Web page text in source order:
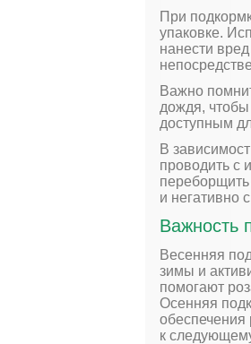
При
упаковке.
нанести
Важно
дождя,
доступным
В
проводить с
переборщить
и негативно
Важность
Весенняя
зимы и
помогают
Осенняя
обеспечения
к